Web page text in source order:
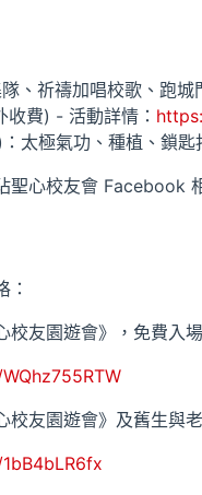
、祈禱加唱校歌、跑
費) - 活動詳情：
太極氣功、種植、鎖匙
聖心校友會 Facebook
：
友園遊會》，免費入場
友園遊會》及舊生與